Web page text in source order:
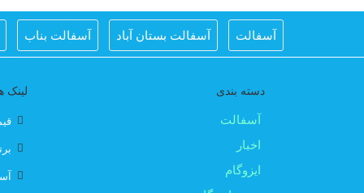
آسفالت آسفالت بستان آباد آسفالت بناب
بهترین ایزوگام بهترین ایزوگام در
قیمت ایزوگام با نصب قیمت ایزوگام با نصب در تبریز
دسته بندی
آسفالت
اخبار
ایزوگام
لینک